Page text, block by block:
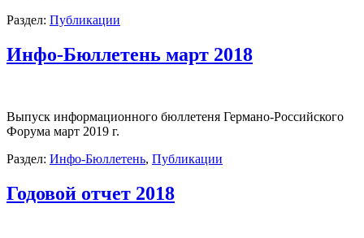
Раздел: Публикации
Инфо-Бюллетень март 2018
Выпуск информационного бюллетеня Германо-Российского
Форума март 2019 г.
Раздел: Инфо-Бюллетень, Публикации
Годовой отчет 2018